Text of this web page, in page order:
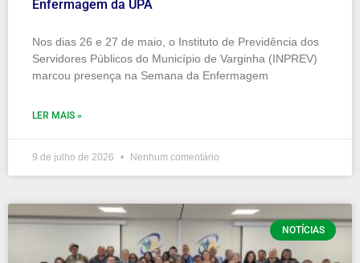
Enfermagem da UPA
Nos dias 26 e 27 de maio, o Instituto de Previdência dos
Servidores Públicos do Município de Varginha (INPREV)
marcou presença na Semana da Enfermagem
LER MAIS »
9 de julho de 2026 Nenhum comentário
NOTÍCIAS